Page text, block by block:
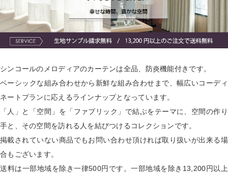
シンコールのメロディアのカーテンは全品、防炎機能付きです。
ベーシックな組み合わせから新鮮な組み合わせまで、幅広いコーディ
ネートプランに応えるラインナップとなっています。
「人」と「空間」を「ファブリック」で結ぶをテーマに、空間の作り
手と、その空間を訪れる人を結びつけるコレクションです。
掲載されていない商品でもお問い合わせ頂ければ取り扱いが出来る場
合もございます。
送料は一部地域を除き一律500円です。一部地域を除き13,200円以上